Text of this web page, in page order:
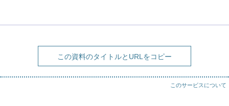
この資料のタイトルとURLをコピー
このサービスについて